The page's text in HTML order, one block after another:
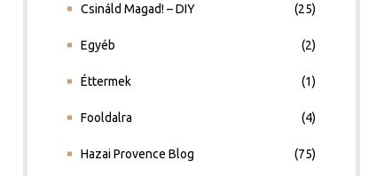
Csináld Magad! – DIY (25)
Egyéb (2)
Éttermek (1)
Fooldalra (4)
Hazai Provence Blog (75)